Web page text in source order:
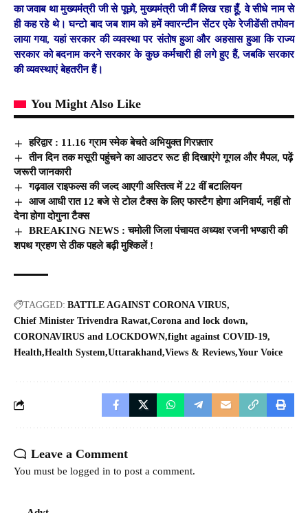
का जवाब था मुख्यमंत्री जी से पूछो, मुख्यमंत्री जी मैं लिख रहा हूँ, वे सीधे नाम से
ही कह रहे थे। घन्टो बाद जब शाम को हमें क्वारन्टीन सेंटर एके रेजीडेंसी तपोवन
लाया गया, यहां सरकार की व्यवस्था पर संतोष हुआ और अहसास हुआ कि राज्य
सरकार को बदनाम करने सरकार के कुछ कर्मचारी ही लगे हुए हैं, जबकि सरकार
की व्यवस्थाएं बेहतरीन हैं।
You Might Also Like
हरिद्वार : 11.16 ग्राम स्मेक बेचते अभियुक्त गिरफ़्तार
तीन दिन तक मसूरी पहुंचने का आउटर रूट ही दिखाएंगे गूगल और मैपल, पढ़ें
जरूरी जानकारी
गढ़वाल राइफल्स की जल्द आएगी अस्तित्व में 22 वीं बटालियन
आज आधी रात 12 बजे से टोल टैक्स के लिए फास्टैग होगा अनिवार्य, नहीं तो
देना होगा दोगुना टैक्स
BREAKING NEWS : चमोली जिला पंचायत अध्यक्ष रजनी भण्डारी की
शपथ ग्रहण से ठीक पहले बढ़ी मुश्किलें !
TAGGED: BATTLE AGAINST CORONA VIRUS
Chief Minister Trivendra Rawat Corona and lock down
CORONAVIRUS and LOCKDOWN fight against COVID-19
Health Health System Uttarakhand Views & Reviews Your Voice
Leave a Comment
You must be logged in to post a comment.